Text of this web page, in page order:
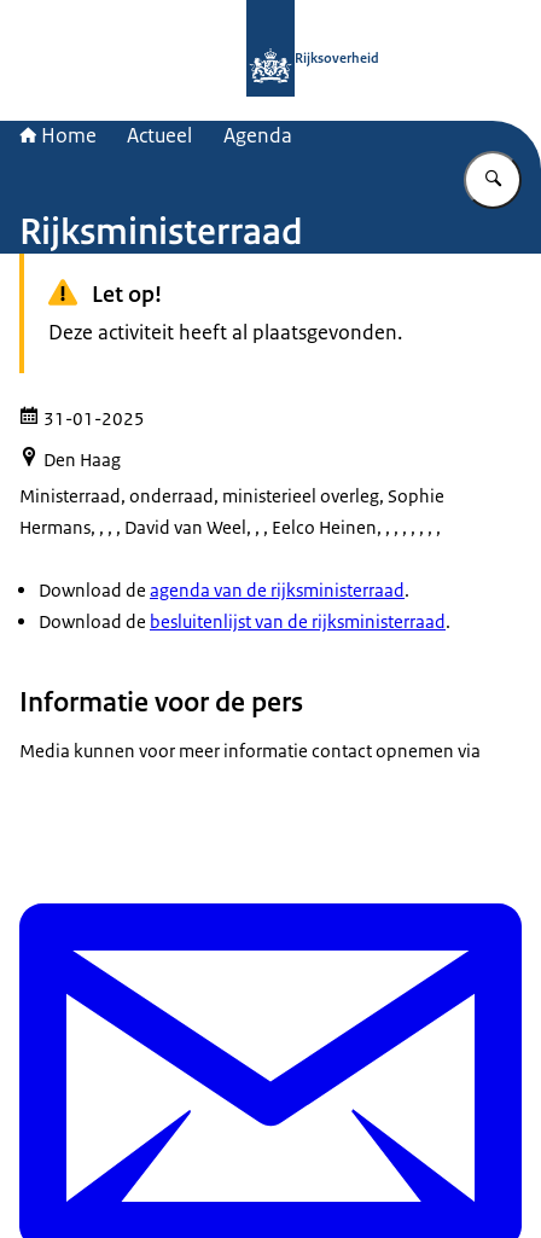
Rijksoverheid
Home Actueel Agenda
Rijksministerraad
Let op!
Deze activiteit heeft al plaatsgevonden.
31-01-2025
Den Haag
Ministerraad, onderraad, ministerieel overleg, Sophie
Hermans, , , , David van Weel, , , Eelco Heinen, , , , , , , ,
Download de agenda van de rijksministerraad.
Download de besluitenlijst van de rijksministerraad.
Informatie voor de pers
Media kunnen voor meer informatie contact opnemen via